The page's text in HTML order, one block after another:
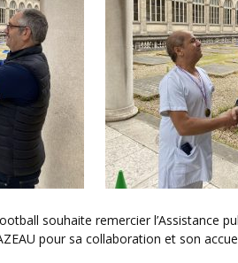
pour sa collaboration et son